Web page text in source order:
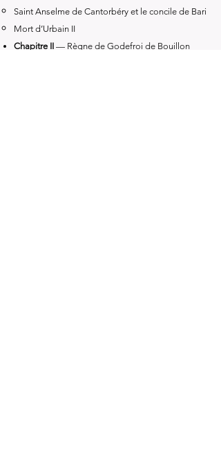
Saint Anselme de Cantorbéry et le concile de Bari
Mort d’Urbain II
Chapitre II — Règne de Godefroi de Bouillon